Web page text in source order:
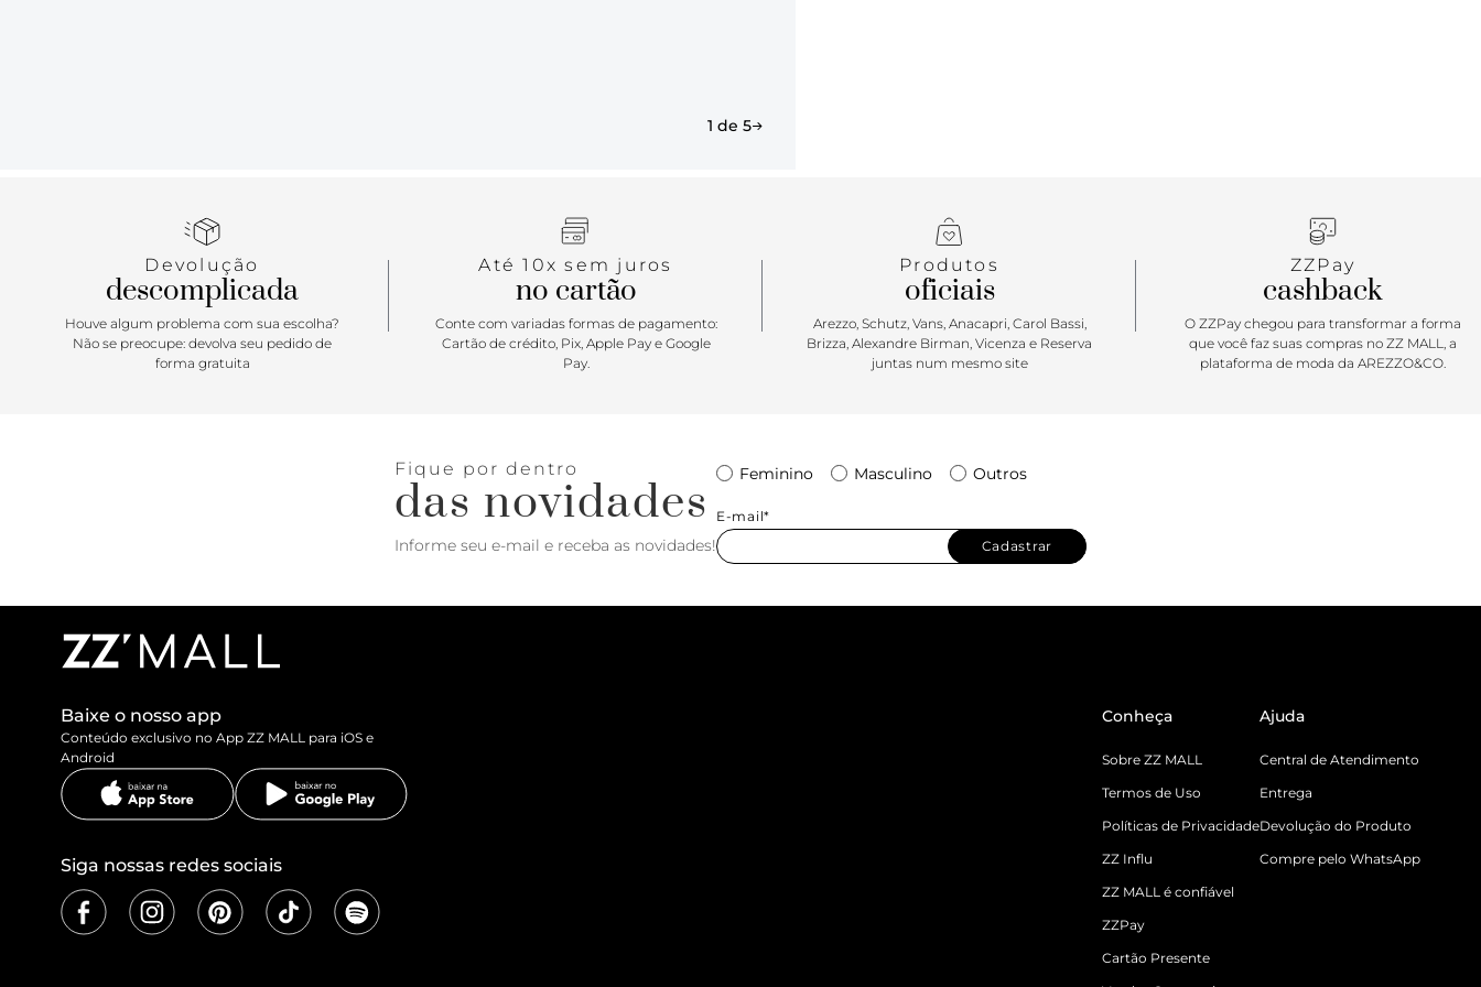
1 de 5
Devolução
descomplicada
Houve algum problema com sua escolha?
Não se preocupe: devolva seu pedido de
forma gratuita
Até 10x sem juros
no cartão
Conte com variadas formas de pagamento:
Cartão de crédito, Pix, Apple Pay e Google
Pay.
Produtos
oficiais
Arezzo, Schutz, Vans, Anacapri, Carol Bassi,
Brizza, Alexandre Birman, Vicenza e Reserva
juntas num mesmo site
ZZPay
cashback
O ZZPay chegou para transformar a forma
que você faz suas compras no ZZ MALL, a
plataforma de moda da AREZZO&CO.
Fique por dentro
das novidades
Informe seu e-mail e receba as novidades!
Feminino Masculino Outros
E-mail*
Cadastrar
Baixe o nosso app
Conteúdo exclusivo no App ZZ MALL para iOS e
Android
Siga nossas redes sociais
Conheça
Sobre ZZ MALL
Termos de Uso
Políticas de Privacidade
ZZ Influ
ZZ MALL é confiável
ZZPay
Cartão Presente
Ajuda
Central de Atendimento
Entrega
Devolução do Produto
Compre pelo WhatsApp